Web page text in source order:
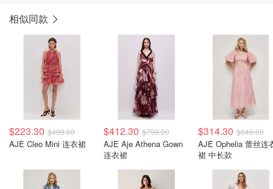
相似同款
$223.30 $499.00
AJE Cleo Mini 连衣裙
$412.30 $799.00
AJE Aje Athena Gown
连衣裙
$314.30 $649.00
AJE Ophelia 蕾丝连衣
裙 中长款